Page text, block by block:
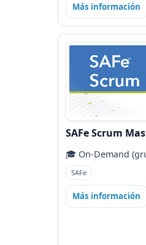
Más información
SAFe Scrum
🎓 On‑Demand
SAFe
Más información